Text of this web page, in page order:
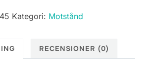
Kategori: Motstånd
RECENSIONER (0)